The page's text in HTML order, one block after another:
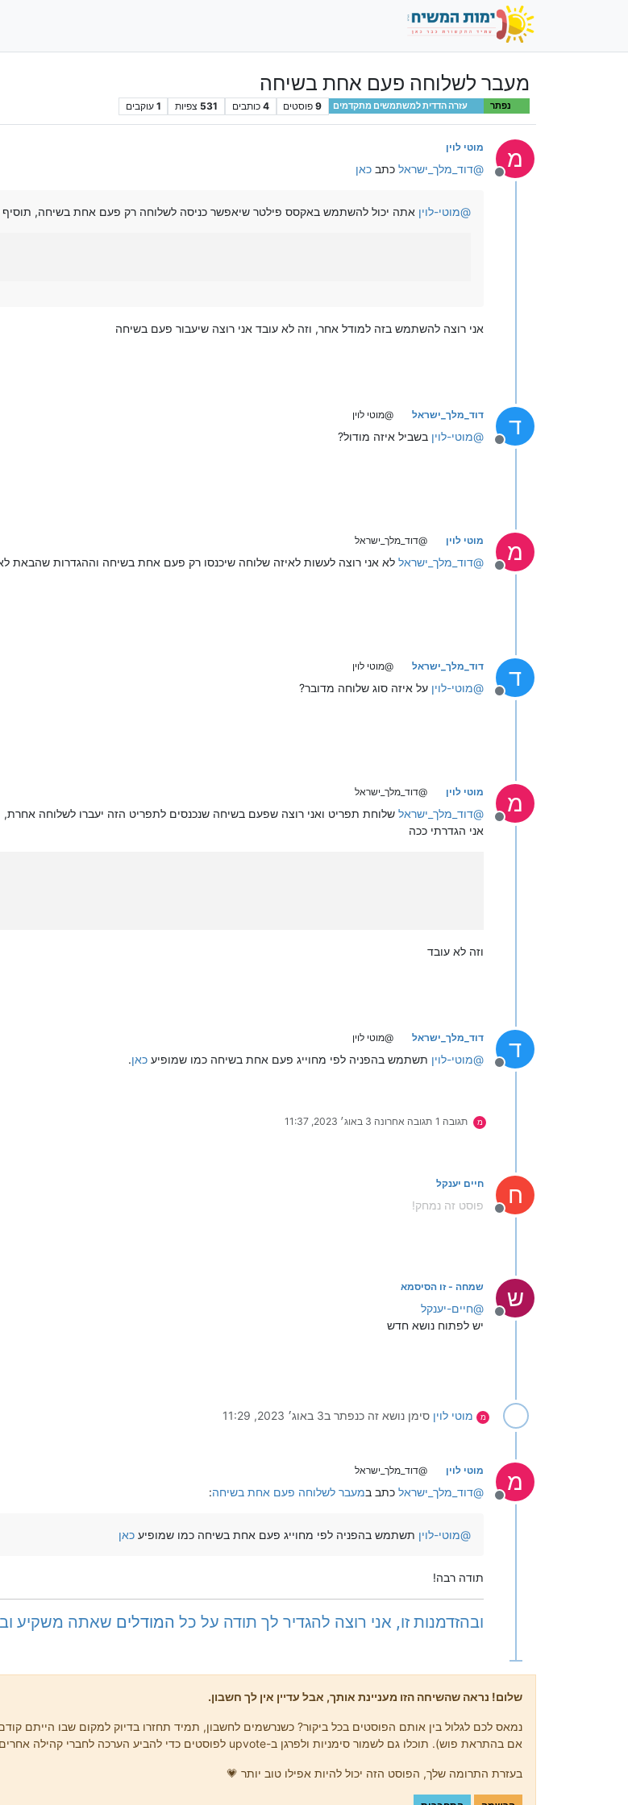
מעבר לשלוחה פעם אחת בשיחה
נפתר עזרה הדדית למשתמשים מתקדמים 9 פוסטים 4 כותבים 531 צפיות 1 עוקבים
מ
מנותק
מוטי לוין
@דוד_מלך_ישראל כתב כאן
@מוטי-לוין אתה יכול להשתמש באקסס פילטר שיאפשר כניסה לשלוחה רק פעם אחת בשיחה, תוסיף
אני רוצה להשתמש בזה למודל אחר, וזה לא עובד אני רוצה שיעבור פעם בשיחה
ד
מנותק
דוד_מלך_ישראל @מוטי לוין
@מוטי-לוין בשביל איזה מודול?
מ
מנותק
מוטי לוין @דוד_מלך_ישראל
@דוד_מלך_ישראל לא אני רוצה לעשות לאיזה שלוחה שיכנסו רק פעם אחת בשיחה וההגדרות שהבאת
ד
מנותק
דוד_מלך_ישראל @מוטי לוין
@מוטי-לוין על איזה סוג שלוחה מדובר?
מ
מנותק
מוטי לוין @דוד_מלך_ישראל
@דוד_מלך_ישראל שלוחת תפריט ואני רוצה שפעם בשיחה שנכנסים לתפריט הזה יעברו לשלוחה אחרת,
אני הגדרתי ככה
וזה לא עובד
ד
מנותק
דוד_מלך_ישראל @מוטי לוין
@מוטי-לוין תשתמש בהפניה לפי מחוייג פעם אחת בשיחה כמו שמופיע כאן.
מ תגובה 1 תגובה אחרונה 3 באוג׳ 2023, 11:37
ח
מנותק
חיים יענקל
פוסט זה נמחק!
ש
מנותק
שמחה - זו הסיסמא
@חיים-יענקל
יש לפתוח נושא חדש
מ מוטי לוין סימן נושא זה כנפתר ב3 באוג׳ 2023, 11:29
מ
מנותק
מוטי לוין @דוד_מלך_ישראל
@דוד_מלך_ישראל כתב במעבר לשלוחה פעם אחת בשיחה:
@מוטי-לוין תשתמש בהפניה לפי מחוייג פעם אחת בשיחה כמו שמופיע כאן
תודה רבה!
ובהזדמנות זו, אני רוצה להגדיר לך תודה על כל המודלים שאתה משקיע
שלום! נראה שהשיחה הזו מעניינת אותך, אבל עדיין אין לך חשבון.
נמאס לכם לגלול בין אותם הפוסטים בכל ביקור? כשנרשמים לחשבון, תמיד תחזרו בדיוק למקום שבו הייתם
אם בהתראת פוש). תוכלו גם לשמור סימניות ולפרגן ב-upvote לפוסטים כדי להביע הערכה לחברי קהילה אחרים.
בעזרת התרומה שלך, הפוסט הזה יכול להיות אפילו טוב יותר 💗